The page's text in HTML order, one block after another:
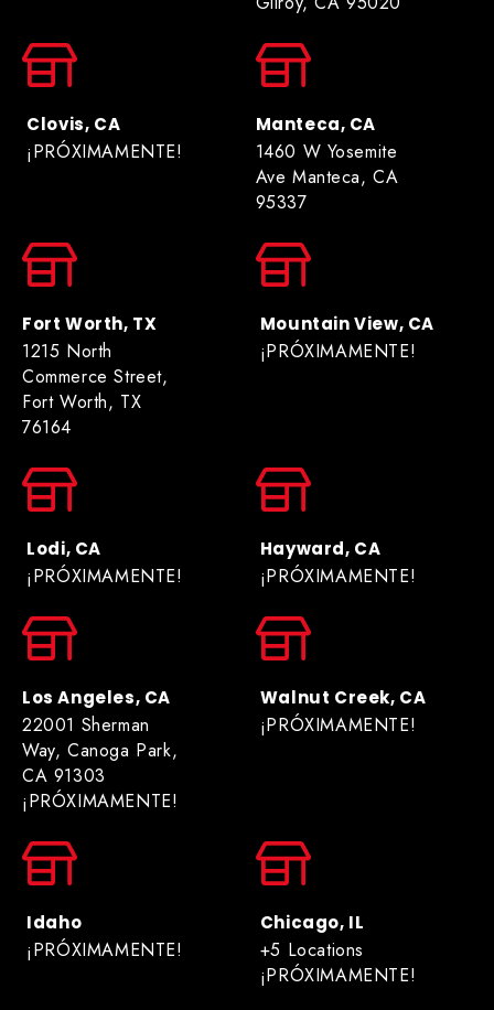
Clovis, CA
¡PRÓXIMAMENTE!
Manteca, CA
1460 W Yosemite
Ave Manteca, CA
95337
Fort Worth, TX
1215 North
Commerce Street,
Fort Worth, TX
76164
Mountain View, CA
¡PRÓXIMAMENTE!
Lodi, CA
¡PRÓXIMAMENTE!
Hayward, CA
¡PRÓXIMAMENTE!
Los Angeles, CA
22001 Sherman
Way, Canoga Park,
CA 91303
¡PRÓXIMAMENTE!
Walnut Creek, CA
¡PRÓXIMAMENTE!
Idaho
¡PRÓXIMAMENTE!
Chicago, IL
+5 Locations
¡PRÓXIMAMENTE!